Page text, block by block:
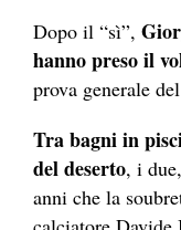
Dopo il “sì”,
hanno preso il
prova generale
Tra bagni in
del deserto, i
anni che la